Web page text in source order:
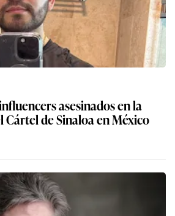
asesinados en la
de Sinaloa en México